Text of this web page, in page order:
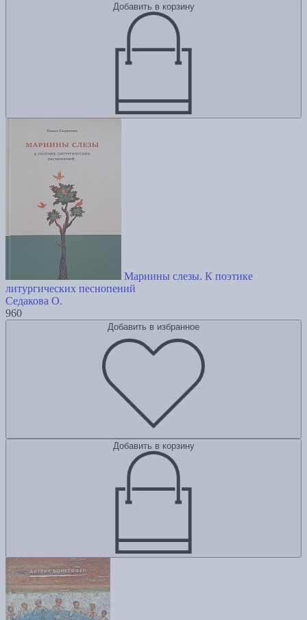
Добавить в корзину
Мариины слезы. К поэтике
литургических песнопений
Седакова О.
960
Добавить в избранное
Добавить в корзину